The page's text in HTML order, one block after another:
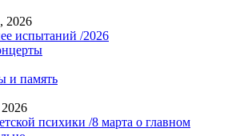
2026
испытаний /2026
и память
психики /8 марта о главном